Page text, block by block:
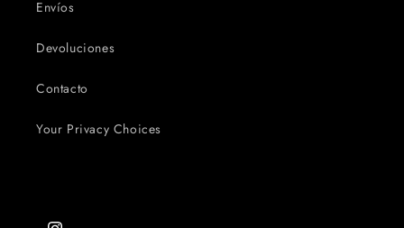
Envíos
Devoluciones
Contacto
Your Privacy Choices